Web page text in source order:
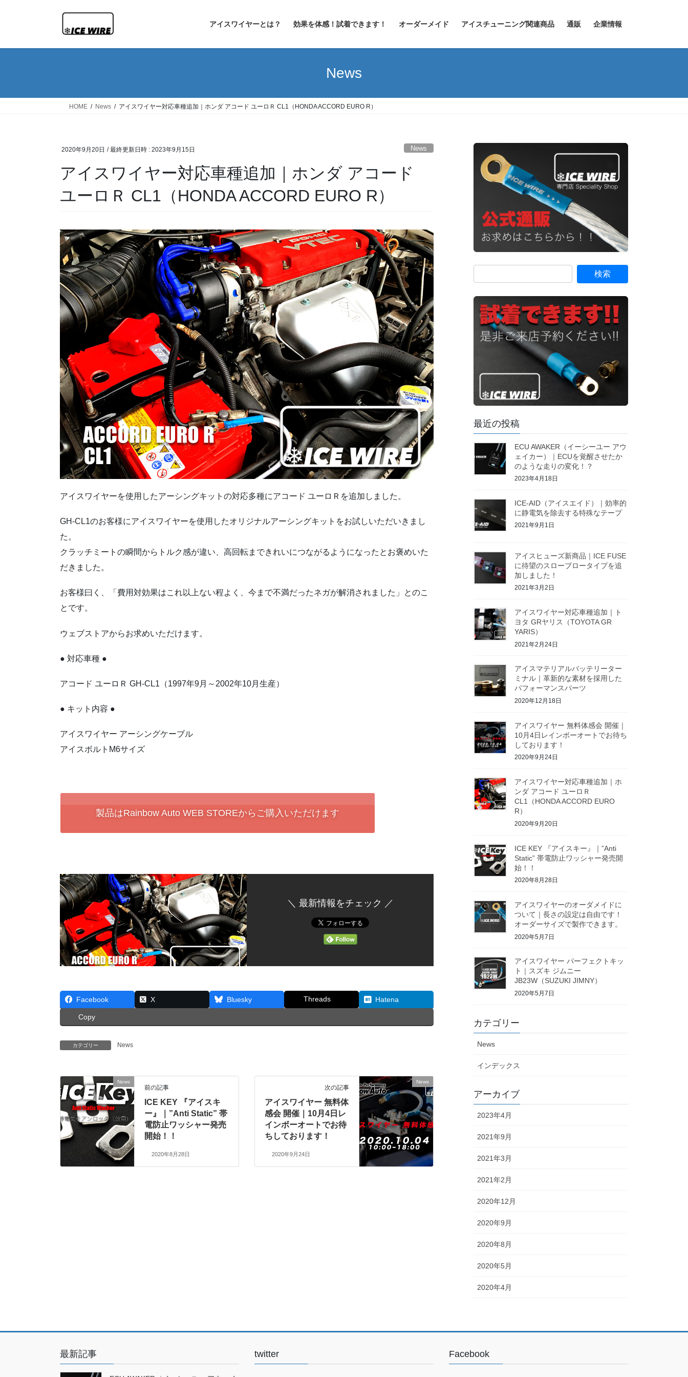
アイスワイヤーとは？ 効果を体感！試着できます！ オーダーメイド アイスチューニング関連商品 通販 企業情報
News
HOME News アイスワイヤー対応車種追加｜ホンダ アコード ユーロＲ CL1（HONDA ACCORD EURO R）
2020年9月20日 / 最終更新日時 : 2023年9月15日 News
アイスワイヤー対応車種追加｜ホンダ アコード
ユーロＲ CL1（HONDA ACCORD EURO R）
アイスワイヤーを使用したアーシングキットの対応多種にアコード ユーロＲを追加しました。
GH-CL1のお客様にアイスワイヤーを使用したオリジナルアーシングキットをお試しいただいきまし
た。
クラッチミートの瞬間からトルク感が違い、高回転まできれいにつながるようになったとお褒めいた
だきました。
お客様曰く、「費用対効果はこれ以上ない程よく、今まで不満だったネガが解消されました」とのこ
とです。
ウェブストアからお求めいただけます。
● 対応車種 ●
アコード ユーロＲ GH-CL1（1997年9月～2002年10月生産）
● キット内容 ●
アイスワイヤー アーシングケーブル
アイスボルトM6サイズ
製品はRainbow Auto WEB STOREからご購入いただけます
＼ 最新情報をチェック ／
Facebook X Bluesky Threads Hatena
Copy
カテゴリー News
News
前の記事
ICE KEY 『アイスキ
ー』｜”Anti Static” 帯
電防止ワッシャー発売
開始！！
2020年8月28日
News
次の記事
アイスワイヤー 無料体
感会 開催｜10月4日レ
インボーオートでお待
ちしております！
2020年9月24日
最近の投稿
ECU AWAKER（イーシーユー アウ
ェイカー）｜ECUを覚醒させたか
のような走りの変化！？
2023年4月18日
ICE-AID（アイスエイド）｜効率的
に静電気を除去する特殊なテープ
2021年9月1日
アイスヒューズ新商品｜ICE FUSE
に待望のスローブロータイプを追
加しました！
2021年3月2日
アイスワイヤー対応車種追加｜ト
ヨタ GRヤリス（TOYOTA GR
YARIS）
2021年2月24日
アイスマテリアルバッテリーター
ミナル｜革新的な素材を採用した
パフォーマンスパーツ
2020年12月18日
アイスワイヤー 無料体感会 開催｜
10月4日レインボーオートでお待ち
しております！
2020年9月24日
アイスワイヤー対応車種追加｜ホ
ンダ アコード ユーロＲ
CL1（HONDA ACCORD EURO
R）
2020年9月20日
ICE KEY 『アイスキー』｜”Anti
Static” 帯電防止ワッシャー発売開
始！！
2020年8月28日
アイスワイヤーのオーダメイドに
ついて｜長さの設定は自由です！
オーダーサイズで製作できます。
2020年5月7日
アイスワイヤー パーフェクトキッ
ト｜スズキ ジムニー
JB23W（SUZUKI JIMNY）
2020年5月7日
カテゴリー
News
インデックス
アーカイブ
2023年4月
2021年9月
2021年3月
2021年2月
2020年12月
2020年9月
2020年8月
2020年5月
2020年4月
最新記事 twitter Facebook